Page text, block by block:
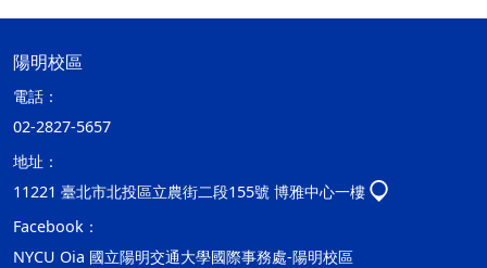
陽明校區
電話：
02-2827-5657
地址：
11221 臺北市北投區立農街二段155號 博雅中心一樓
Facebook：
NYCU Oia 國立陽明交通大學國際事務處-陽明校區